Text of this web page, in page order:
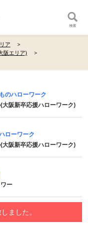
検索
ア
阪エリア)
のハローワーク
大阪新卒応援ハローワーク)
ローワーク
大阪新卒応援ハローワーク)
ー
ました。